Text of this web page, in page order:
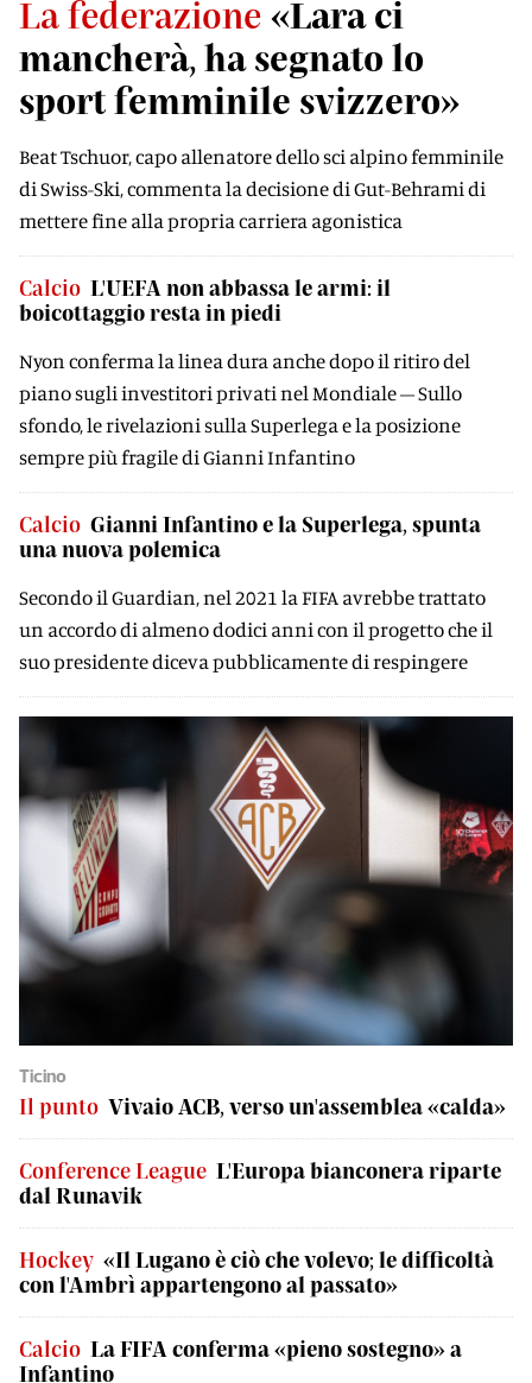
La federazione «Lara ci
mancherà, ha segnato lo
sport femminile svizzero»
Beat Tschuor, capo allenatore dello sci alpino femminile
di Swiss-Ski, commenta la decisione di Gut-Behrami di
mettere fine alla propria carriera agonistica
Calcio L'UEFA non abbassa le armi: il
boicottaggio resta in piedi
Nyon conferma la linea dura anche dopo il ritiro del
piano sugli investitori privati nel Mondiale – Sullo
sfondo, le rivelazioni sulla Superlega e la posizione
sempre più fragile di Gianni Infantino
Calcio Gianni Infantino e la Superlega, spunta
una nuova polemica
Secondo il Guardian, nel 2021 la FIFA avrebbe trattato
un accordo di almeno dodici anni con il progetto che il
suo presidente diceva pubblicamente di respingere
Ticino
Il punto Vivaio ACB, verso un'assemblea «calda»
Conference League L'Europa bianconera riparte
dal Runavik
Hockey «Il Lugano è ciò che volevo; le difficoltà
con l'Ambrì appartengono al passato»
Calcio La FIFA conferma «pieno sostegno» a
Infantino